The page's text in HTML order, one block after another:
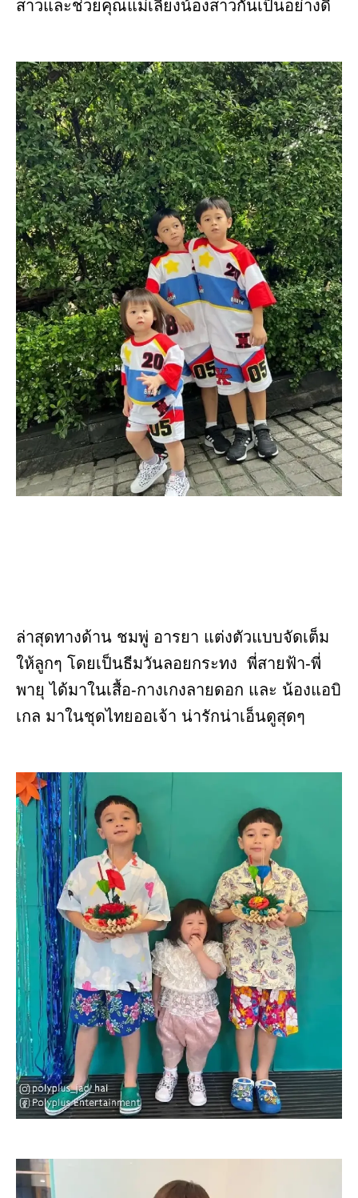
สาวและช่วยคุณแม่เลี้ยงน้องสาวกันเป็นอย่างดี
ล่าสุดทางด้าน ชมพู่ อารยา แต่งตัวแบบจัดเต็ม
ให้ลูกๆ โดยเป็นธีมวันลอยกระทง พี่สายฟ้า-พี่
พายุ ได้มาในเสื้อ-กางเกงลายดอก และ น้องแอบิ
เกล มาในชุดไทยออเจ้า น่ารักน่าเอ็นดูสุดๆ